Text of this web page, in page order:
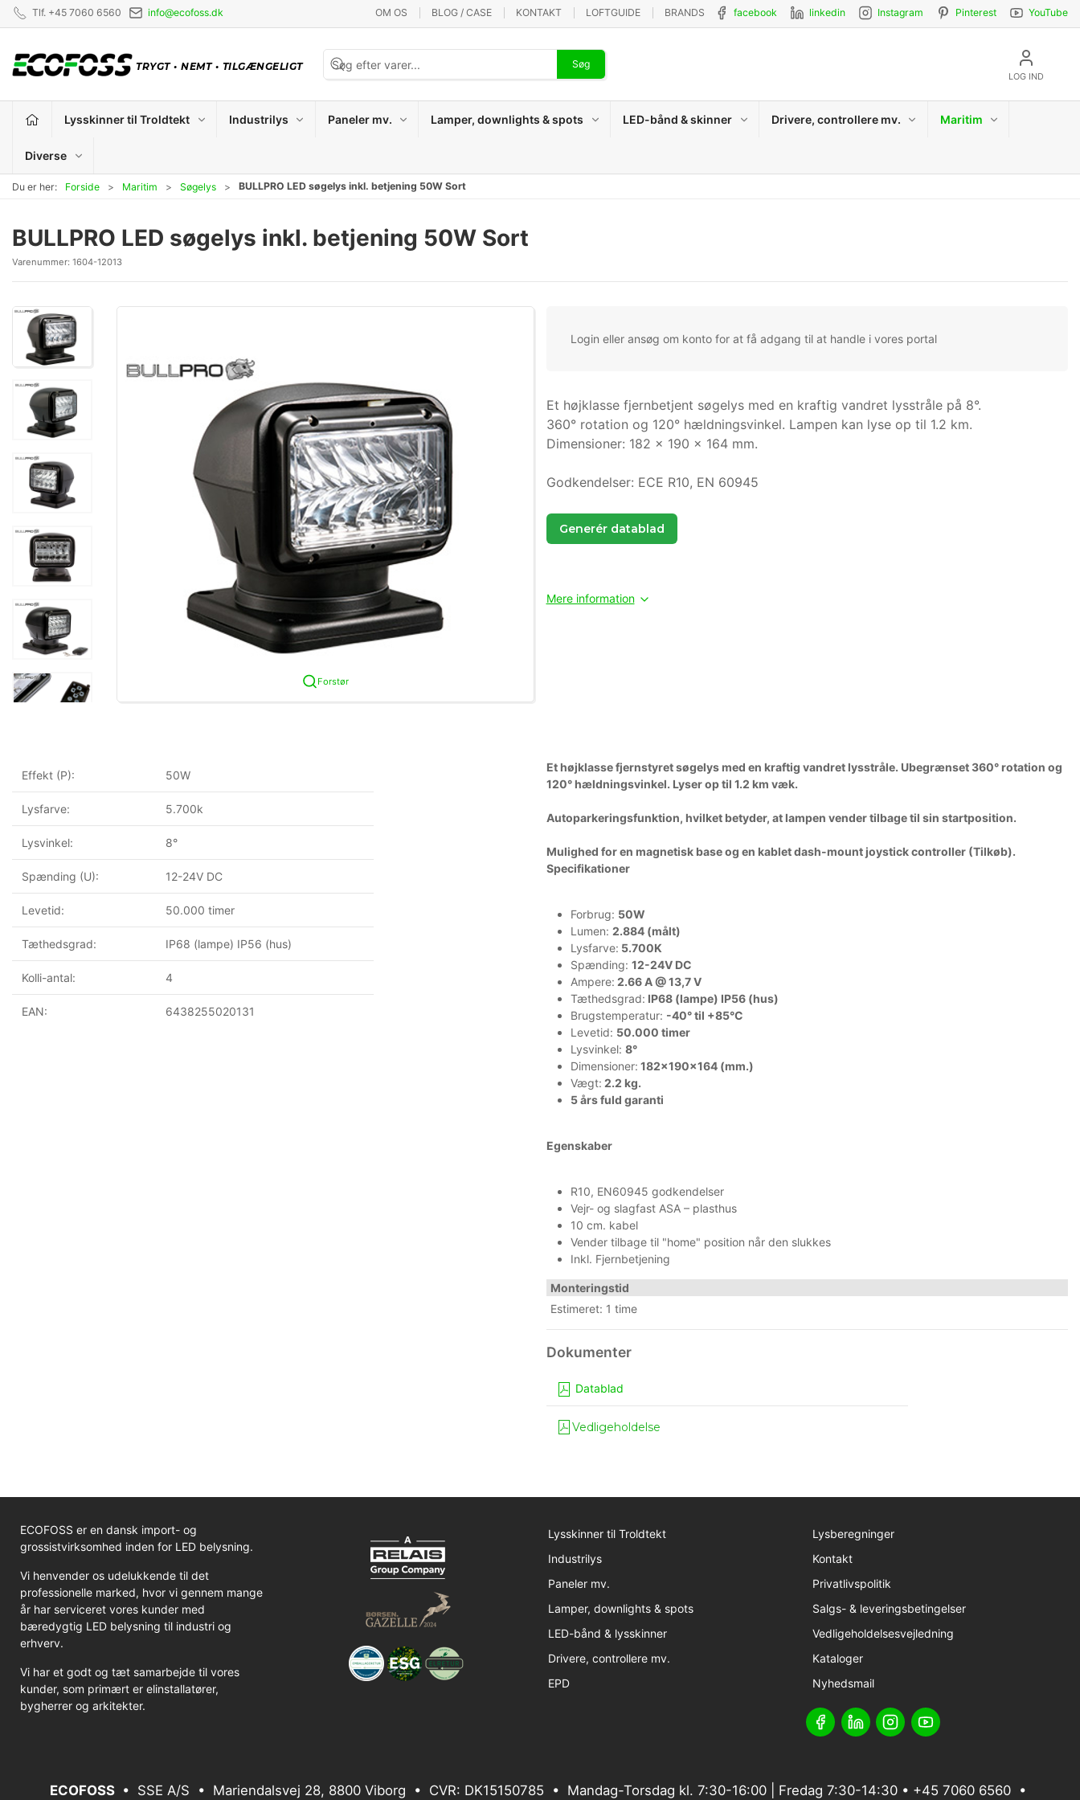
Tlf. +45 7060 6560 info@ecofoss.dk OM OS BLOG / CASE KONTAKT LOFTGUIDE BRANDS facebook linkedin Instagram Pinterest YouTube
TRYGT • NEMT • TILGÆNGELIGT Søg
LOG IND
Lysskinner til Troldtekt Industrilys Paneler mv. Lamper, downlights & spots LED-bånd & skinner Drivere, controllere mv. Maritim
Diverse
Du er her: Forside Maritim Søgelys BULLPRO LED søgelys inkl. betjening 50W Sort
BULLPRO LED søgelys inkl. betjening 50W Sort
Varenummer: 1604-12013
Forstør
Login eller ansøg om konto for at få adgang til at handle i vores portal
Et højklasse fjernbetjent søgelys med en kraftig vandret lysstråle på 8°.
360° rotation og 120° hældningsvinkel. Lampen kan lyse op til 1.2 km.
Dimensioner: 182 x 190 x 164 mm.
Godkendelser: ECE R10, EN 60945
Generér datablad
Mere information
Effekt (P): 50W
Lysfarve: 5.700k
Lysvinkel: 8°
Spænding (U): 12-24V DC
Levetid: 50.000 timer
Tæthedsgrad: IP68 (lampe) IP56 (hus)
Kolli-antal: 4
EAN: 6438255020131
Et højklasse fjernstyret søgelys med en kraftig vandret lysstråle. Ubegrænset 360° rotation og
120° hældningsvinkel. Lyser op til 1.2 km væk.
Autoparkeringsfunktion, hvilket betyder, at lampen vender tilbage til sin startposition.
Mulighed for en magnetisk base og en kablet dash-mount joystick controller (Tilkøb).
Specifikationer
Forbrug: 50W
Lumen: 2.884 (målt)
Lysfarve: 5.700K
Spænding: 12-24V DC
Ampere: 2.66 A @ 13,7 V
Tæthedsgrad: IP68 (lampe) IP56 (hus)
Brugstemperatur: -40° til +85°C
Levetid: 50.000 timer
Lysvinkel: 8°
Dimensioner: 182x190x164 (mm.)
Vægt: 2.2 kg.
5 års fuld garanti
Egenskaber
R10, EN60945 godkendelser
Vejr- og slagfast ASA – plasthus
10 cm. kabel
Vender tilbage til "home" position når den slukkes
Inkl. Fjernbetjening
Monteringstid
Estimeret: 1 time
Datablad
Vedligeholdelse
ECOFOSS er en dansk import- og
grossistvirksomhed inden for LED belysning.
Vi henvender os udelukkende til det
professionelle marked, hvor vi gennem mange
år har serviceret vores kunder med
bæredygtig LED belysning til industri og
erhverv.
Vi har et godt og tæt samarbejde til vores
kunder, som primært er elinstallatører,
bygherrer og arkitekter.
Lysskinner til Troldtekt
Industrilys
Paneler mv.
Lamper, downlights & spots
LED-bånd & lysskinner
Drivere, controllere mv.
EPD
Lysberegninger
Kontakt
Privatlivspolitik
Salgs- & leveringsbetingelser
Vedligeholdelsesvejledning
Kataloger
Nyhedsmail
ECOFOSS • SSE A/S • Mariendalsvej 28, 8800 Viborg • CVR: DK15150785 • Mandag-Torsdag kl. 7:30-16:00 | Fredag 7:30-14:30 • +45 7060 6560 •